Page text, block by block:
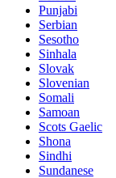
Punjabi
Serbian
Sesotho
Sinhala
Slovak
Slovenian
Somali
Samoan
Scots Gaelic
Shona
Sindhi
Sundanese